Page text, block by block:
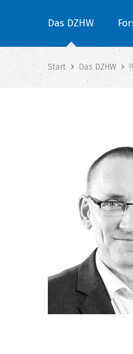
Das DZHW
Start Das DZHW